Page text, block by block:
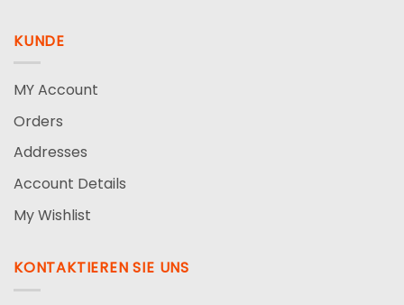
KUNDE
MY Account
Orders
Addresses
Account Details
My Wishlist
KONTAKTIEREN SIE UNS